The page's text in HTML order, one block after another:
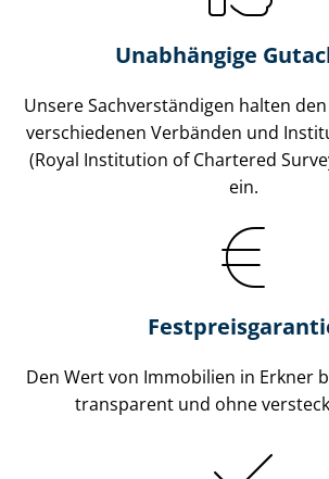
Unabhängige
Unsere Sach­ver­stän­di­gen halten
verschiedenen Verbänden und
(Royal Institution of Chartered
ein.
Den Wert von Immobilien in Erkner
transparent und ohne